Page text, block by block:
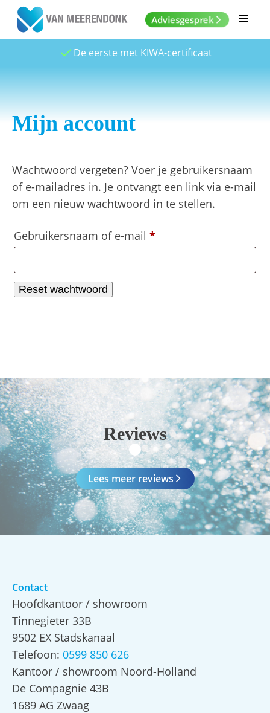
Adviesgesprek
De eerste met KIWA-certificaat
Mijn account
Wachtwoord vergeten? Voer je gebruikersnaam
of e-mailadres in. Je ontvangt een link via e-mail
om een nieuw wachtwoord in te stellen.
Gebruikersnaam of e-mail *Vereist
Reset wachtwoord
Reviews
Lees meer reviews
Contact
Hoofdkantoor / showroom
Tinnegieter 33B
9502 EX Stadskanaal
Telefoon: 0599 850 626
Kantoor / showroom Noord-Holland
De Compagnie 43B
1689 AG Zwaag